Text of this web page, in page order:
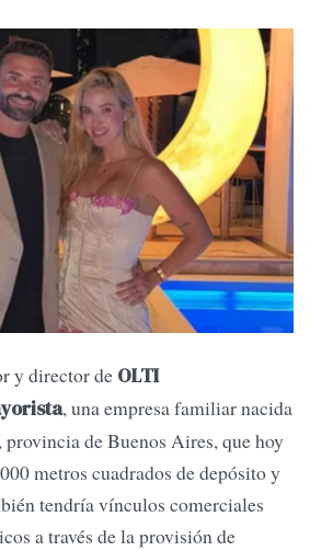
y director de OLTI
, una empresa familiar nacida
de Buenos Aires, que hoy
metros cuadrados de depósito y
tendría vínculos comerciales
a través de la provisión de